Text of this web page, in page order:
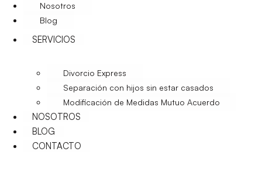
Nosotros
Blog
SERVICIOS
Divorcio Express
Separación con hijos sin estar casados
Modificación de Medidas Mutuo Acuerdo
NOSOTROS
BLOG
CONTACTO